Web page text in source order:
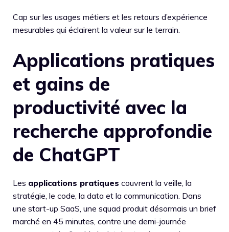
Cap sur les usages métiers et les retours d’expérience
mesurables qui éclairent la valeur sur le terrain.
Applications pratiques
et gains de
productivité avec la
recherche approfondie
de ChatGPT
Les applications pratiques couvrent la veille, la
stratégie, le code, la data et la communication. Dans
une start-up SaaS, une squad produit désormais un brief
marché en 45 minutes, contre une demi-journée